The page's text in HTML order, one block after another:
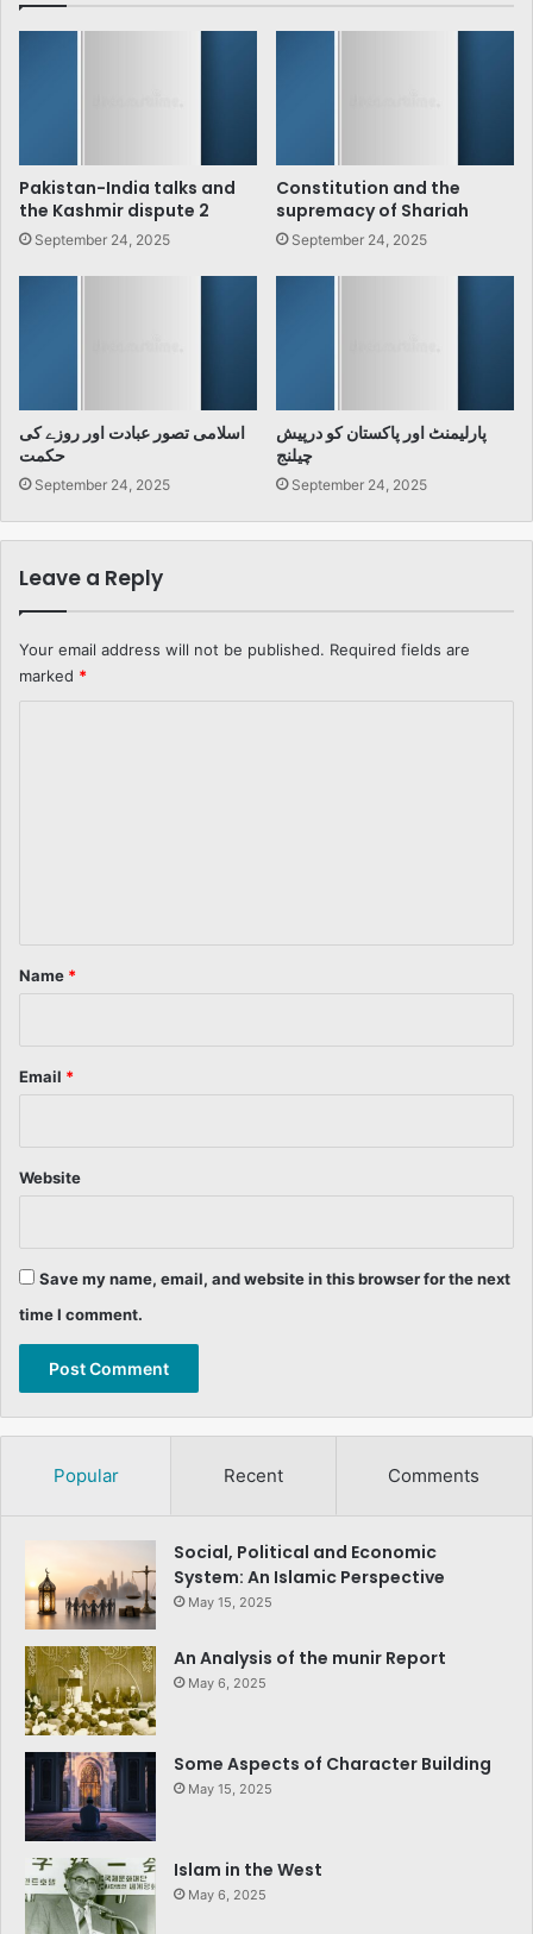
Pakistan-India talks and
the Kashmir dispute 2
September 24, 2025
Constitution and the
supremacy of Shariah
September 24, 2025
اسلامی تصور عبادت اور روزے کی
حکمت
September 24, 2025
پارلیمنٹ اور پاکستان کو درپیش
چیلنج
September 24, 2025
Leave a Reply
Your email address will not be published. Required fields are
marked *
*
Name *
Email *
Website
Save my name, email, and website in this browser for the next
time I comment.
Popular Recent Comments
Social, Political and Economic
System: An Islamic Perspective
May 15, 2025
An Analysis of the munir Report
May 6, 2025
Some Aspects of Character Building
May 15, 2025
Islam in the West
May 6, 2025